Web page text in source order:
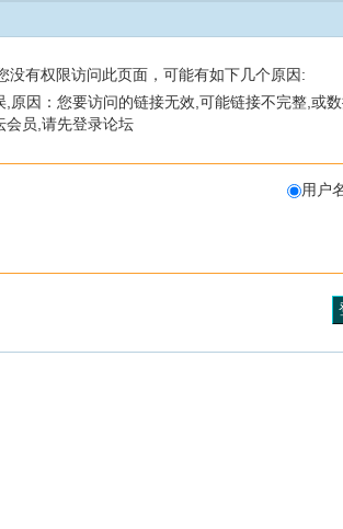
没有权限访问此页面，可能有如下几个原因:
,原因：您要访问的链接无效,可能链接不完整,或
会员,请先登录论坛
用户